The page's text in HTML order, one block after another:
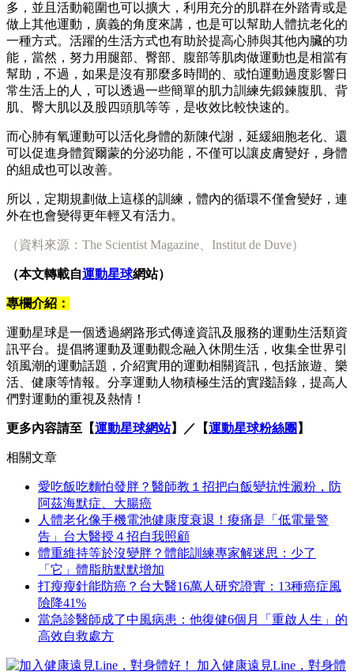
多，並且活動範圍也可以擴大，利用充分的肌群在外踏青或是
做上其他運動，廣義的角度來講，也是可以幫助人體抗老化的
一種方式。活躍的生活方式也有助於提高心肺與其他內臟的功
能，當然，努力用腿部、臀部、腹部等肌肉做運動也是相當有
幫助，不過，如果是沒有那麼多時間的、或怕運動過度影響日
常生活上的人，可以透過一些簡單的肌力訓練先鍛鍊腹肌、背
肌、臀大肌以及股四頭肌等等，是收效比較快速的。
而心肺有氧運動可以活化身體的新陳代謝，延緩細胞老化、還
可以促進身體賀爾蒙的分泌功能，不僅可以讓皮膚變好，身體
的組成也可以改善。
所以，定期規劃做上這樣的訓練，體內的循環不僅會變好，連
外在也會變得更年輕又有活力。
（資料來源：The Scientist Magazine、Institut de Duve）
（本文轉載自運動星球網站）
專欄介紹：
運動星球是一個透過網路形式傳達資訊及服務的運動生活類資
訊平台。提倡將運動及運動觀念融入休閒生活，收集全世界引
領風潮的運動話題，介紹實用的運動相關資訊，包括旅遊、樂
活、健康等情報。分享運動人物積極生活的實踐語錄，提高人
們對運動的重視及熱情！
更多內容請至【運動星球網站】／【運動星球粉絲團 】
相關文章
愛吃飯吃麵怕發胖？醫師教１招把白飯變抗性澱粉，防
阿茲海默症、大腸癌
人體老化像手機電池健康度衰退！痠痛是「低電量警
告」台大醫授４招自我照顧
體重維持等於沒變胖？體能訓練專家解迷思：少了
「它」體脂肪默默增加
打瘦瘦針能防癌？台大醫16萬人研究證實：13種癌症風
險降41%
當急診醫師成了中風病患：他復健6個月「重啟人生」的
高效自救處方
加入健康遠見Line，對身體